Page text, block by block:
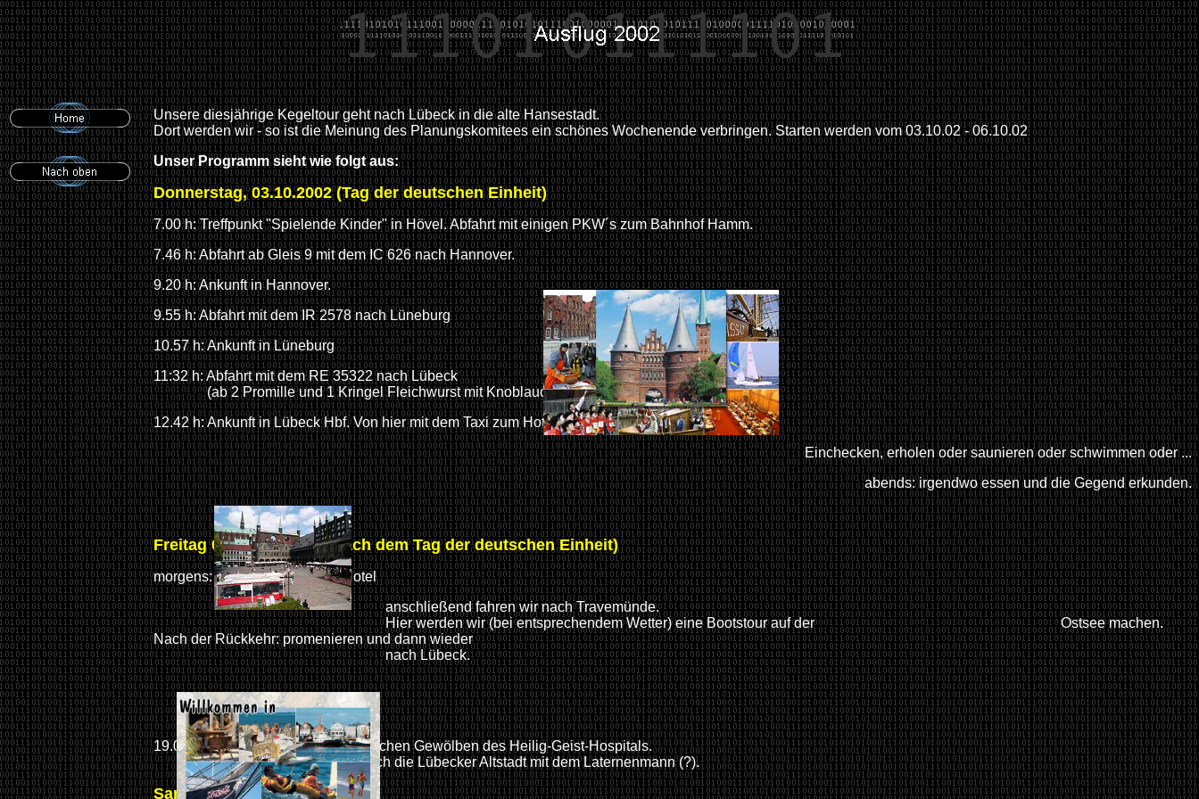
Unsere diesjährige Kegeltour geht nach Lübeck in die alte Hansestadt.
Dort werden wir - so ist die Meinung des Planungskomitees ein schönes Wochenende verbringen. Starten werden vom 03.10.02 - 06.10.02
Unser Programm sieht wie folgt aus:
Donnerstag, 03.10.2002 (Tag der deutschen Einheit)
7.00 h: Treffpunkt "Spielende Kinder" in Hövel. Abfahrt mit einigen PKW´s zum Bahnhof Hamm.
7.46 h: Abfahrt ab Gleis 9 mit dem IC 626 nach Hannover.
9.20 h: Ankunft in Hannover.
9.55 h: Abfahrt mit dem IR 2578 nach Lüneburg
10.57 h: Ankunft in Lüneburg
11:32 h: Abfahrt mit dem RE 35322 nach Lübeck
(ab 2 Promille und 1 Kringel Fleichwurst mit Knoblauch keine Platzreservierung mehr)
12.42 h: Ankunft in Lübeck Hbf. Von hier mit dem Taxi zum Hotel
Einchecken, erholen oder saunieren oder schwimmen oder ...
abends: irgendwo essen und die Gegend erkunden.
Freitag 04.10.2002 (Tag nach dem Tag der deutschen Einheit)
morgens: Frühstücksbüffet im Hotel
anschließend fahren wir nach Travemünde.
Hier werden wir (bei entsprechendem Wetter) eine Bootstour auf der Ostsee machen.
Nach der Rückkehr: promenieren und dann wieder
nach Lübeck.
19.00 h: Abendessen in den historischen Gewölben des Heilig-Geist-Hospitals.
Anschließend Führung durch die Lübecker Altstadt mit dem Laternenmann (?).
Samstag 05.10.2002